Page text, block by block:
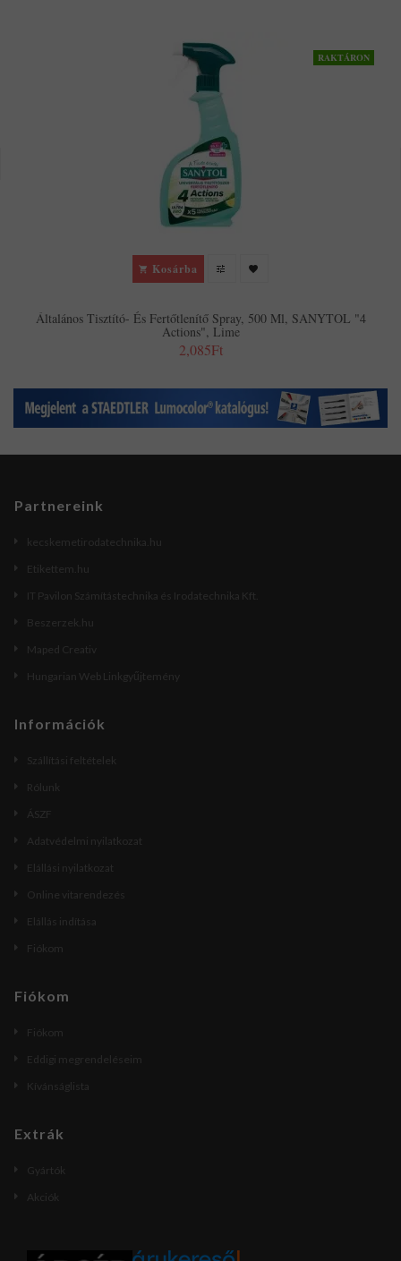
RAKTÁRON
Kosárba
Általános Tisztító- És Fertőtlenítő Spray, 500 Ml, SANYTOL "4
Actions", Lime
2,085Ft
Partnereink
kecskemetirodatechnika.hu
Etikettem.hu
IT Pavilon Számítástechnika és Irodatechnika Kft.
Beszerzek.hu
Maped Creativ
Hungarian Web Linkgyűjtemény
Információk
Szállítási feltételek
Rólunk
ÁSZF
Adatvédelmi nyilatkozat
Elállási nyilatkozat
Online vitarendezés
Elállás indítása
Fiókom
Fiókom
Fiókom
Eddigi megrendeléseim
Kívánságlista
Extrák
Gyártók
Akciók